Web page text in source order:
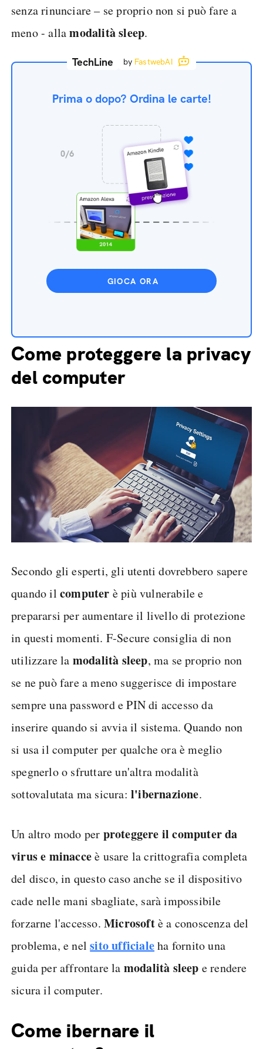
senza rinunciare – se proprio non si può fare a
meno - allamodalità sleep.
TechLine by FastwebAI
Prima o dopo? Ordina le carte!
GIOCA ORA
Come proteggere la privacy
del computer
Secondo gli esperti, gli utenti dovrebbero sapere
quando il computer è più vulnerabile e
prepararsi per aumentare il livello di protezione
in questi momenti. F-Secure consiglia di non
utilizzare la modalità sleep, ma se proprio non
se ne può fare a meno suggerisce di impostare
sempre una password e PIN di accesso da
inserire quando si avvia il sistema. Quando non
si usa il computer per qualche ora è meglio
spegnerlo o sfruttare un'altra modalità
sottovalutata ma sicura: l'ibernazione.
Un altro modo per proteggere il computer da
virus e minacceè usare la crittografia completa
del disco, in questo caso anche se il dispositivo
cade nelle mani sbagliate, sarà impossibile
forzarne l'accesso. Microsoftè a conoscenza del
problema, e nelsito ufficialeha fornito una
guida per affrontare la modalità sleep e rendere
sicura il computer.
Come ibernare il